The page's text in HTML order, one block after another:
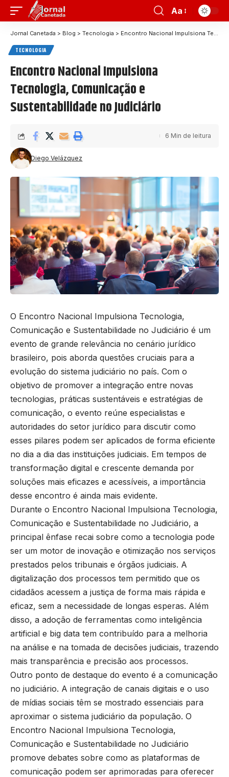
Aa
Jornal Canetada > Blog > Tecnologia > Encontro Nacional Impulsiona Tecnologia, Comunicação e Sustentabilidade no Judiciário
TECNOLOGIA
Encontro Nacional Impulsiona
Tecnologia, Comunicação e
Sustentabilidade no Judiciário
Diego Velázquez
6 Min de leitura
O Encontro Nacional Impulsiona Tecnologia,
Comunicação e Sustentabilidade no Judiciário é um
evento de grande relevância no cenário jurídico
brasileiro, pois aborda questões cruciais para a
evolução do sistema judiciário no país. Com o
objetivo de promover a integração entre novas
tecnologias, práticas sustentáveis e estratégias de
comunicação, o evento reúne especialistas e
autoridades do setor jurídico para discutir como
esses pilares podem ser aplicados de forma eficiente
no dia a dia das instituições judiciais. Em tempos de
transformação digital e crescente demanda por
soluções mais eficazes e acessíveis, a importância
desse encontro é ainda mais evidente.
Durante o Encontro Nacional Impulsiona Tecnologia,
Comunicação e Sustentabilidade no Judiciário, a
principal ênfase recai sobre como a tecnologia pode
ser um motor de inovação e otimização nos serviços
prestados pelos tribunais e órgãos judiciais. A
digitalização dos processos tem permitido que os
cidadãos acessem a justiça de forma mais rápida e
eficaz, sem a necessidade de longas esperas. Além
disso, a adoção de ferramentas como inteligência
artificial e big data tem contribuído para a melhoria
na análise e na tomada de decisões judiciais, trazendo
mais transparência e precisão aos processos.
Outro ponto de destaque do evento é a comunicação
no judiciário. A integração de canais digitais e o uso
de mídias sociais têm se mostrado essenciais para
aproximar o sistema judiciário da população. O
Encontro Nacional Impulsiona Tecnologia,
Comunicação e Sustentabilidade no Judiciário
promove debates sobre como as plataformas de
comunicação podem ser aprimoradas para oferecer